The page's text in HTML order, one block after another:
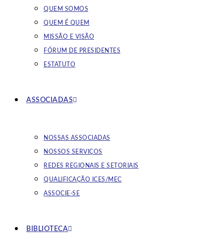
QUEM SOMOS
QUEM É QUEM
MISSÃO E VISÃO
FÓRUM DE PRESIDENTES
ESTATUTO
ASSOCIADAS
NOSSAS ASSOCIADAS
NOSSOS SERVIÇOS
REDES REGIONAIS E SETORIAIS
QUALIFICAÇÃO ICES/MEC
ASSOCIE-SE
BIBLIOTECA